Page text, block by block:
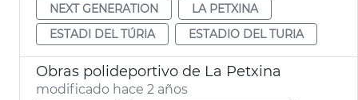
NEXT GENERATION
LA PETXINA
ESTADI DEL TÚRIA
ESTADIO DEL TURIA
Obras polideportivo de La Petxina
modificado hace 2 años